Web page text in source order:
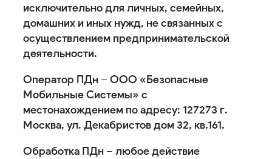
исключительно для личных, семейных,
домашних и иных нужд, не связанных с
осуществлением предпринимательской
деятельности.
Оператор ПДн – ООО «Безопасные
Мобильные Системы» с
местонахождением по адресу: 127273 г.
Москва, ул. Декабристов дом 32, кв.161.
Обработка ПДн – любое действие